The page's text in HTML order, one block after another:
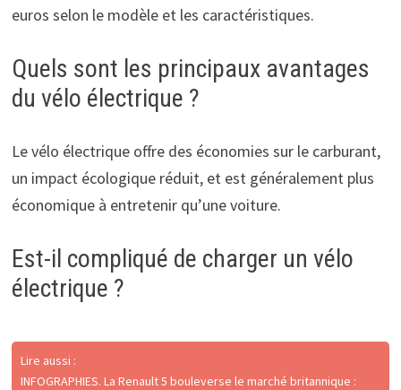
euros selon le modèle et les caractéristiques.
Quels sont les principaux avantages
du vélo électrique ?
Le vélo électrique offre des économies sur le carburant,
un impact écologique réduit, et est généralement plus
économique à entretenir qu’une voiture.
Est-il compliqué de charger un vélo
électrique ?
Lire aussi :
INFOGRAPHIES. La Renault 5 bouleverse le marché britannique :